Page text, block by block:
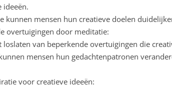
ideeën.
kunnen mensen hun creatieve doelen
overtuigingen door meditatie:
van beperkende overtuigingen die
mensen hun gedachtenpatronen
voor creatieve ideeën: